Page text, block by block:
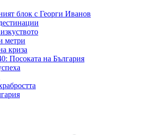
блок с Георги Иванов
метри
криза
Посоката на България